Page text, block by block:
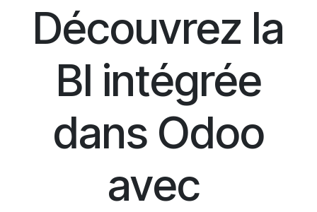
Découvrez la
BI intégrée
dans Odoo
avec